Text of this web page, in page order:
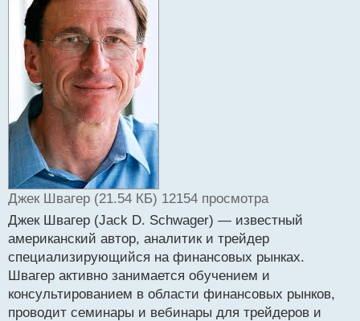
о
ч
и
т
а
н
н
ы
й
п
о
с
т
Джек Швагер (21.54 КБ) 12154 просмотра
Джек Швагер (Jack D. Schwager) — известный
американский автор, аналитик и трейдер
специализирующийся на финансовых рынках.
Швагер активно занимается обучением и
консультированием в области финансовых рынков,
проводит семинары и вебинары для трейдеров и